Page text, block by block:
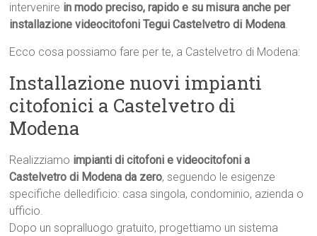
intervenire in modo preciso, rapido e su misura anche per
installazione videocitofoni Tegui Castelvetro di Modena.
Ecco cosa possiamo fare per te, a Castelvetro di Modena:
Installazione nuovi impianti
citofonici a Castelvetro di
Modena
Realizziamo impianti di citofoni e videocitofoni a
Castelvetro di Modena da zero, seguendo le esigenze
specifiche delledificio: casa singola, condominio, azienda o
ufficio.
Dopo un sopralluogo gratuito, progettiamo un sistema